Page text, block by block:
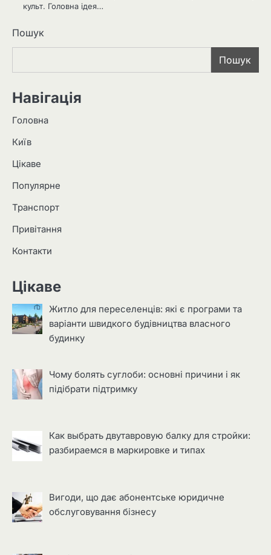
культ. Головна ідея…
Пошук
Пошук
Навігація
Головна
Київ
Цікаве
Популярне
Транспорт
Привітання
Контакти
Цікаве
Житло для переселенців: які є програми та
варіанти швидкого будівництва власного
будинку
Чому болять суглоби: основні причини і як
підібрати підтримку
Как выбрать двутавровую балку для стройки:
разбираемся в маркировке и типах
Вигоди, що дає абонентське юридичне
обслуговування бізнесу